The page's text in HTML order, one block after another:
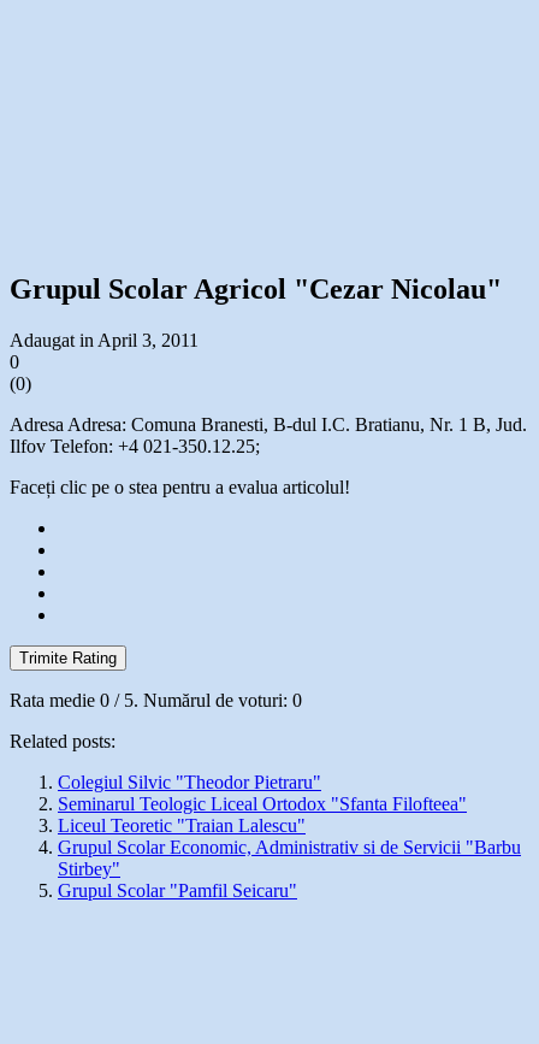
Grupul Scolar Agricol "Cezar Nicolau"
Adaugat in April 3, 2011
0
(0)
Adresa Adresa: Comuna Branesti, B-dul I.C. Bratianu, Nr. 1 B, Jud.
Ilfov Telefon: +4 021-350.12.25;
Faceți clic pe o stea pentru a evalua articolul!
Trimite Rating
Rata medie 0 / 5. Numărul de voturi: 0
Related posts:
Colegiul Silvic "Theodor Pietraru"
Seminarul Teologic Liceal Ortodox "Sfanta Filofteea"
Liceul Teoretic "Traian Lalescu"
Grupul Scolar Economic, Administrativ si de Servicii "Barbu
Stirbey"
Grupul Scolar "Pamfil Seicaru"